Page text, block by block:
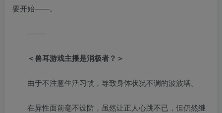
要开始——。
——–
＜兽耳游戏主播是消极者？＞
由于不注意生活习惯，导致身体状况不调的波波塔。
在异性面前毫不设防，虽然让正人心跳不已，但仍然继